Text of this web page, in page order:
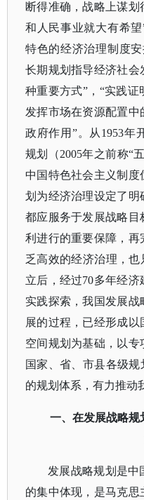
断得准确，战略上谋
和人民事业就大有希
特色的经济治理制度
长期规划指导经济社会
种重要方式”，“实践
发挥市场在资源配置
政府作用”。从1953年
规划（2005年之前称“
中国特色社会主义制
划为经济治理设定了明
都应服务于发展战略
利进行的重要保障，
乏高效的经济治理，也
立后，经过70多年经
实践探索，我国发展
展的过程，已经形成
空间规划为基础，以
国家、省、市县各级
的规划体系，有力推动
一、在发展战略规
发展战略规划是中
的集中体现，是马克